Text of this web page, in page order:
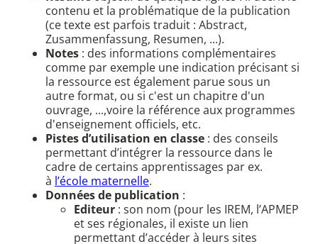
contenu et la problématique de la publication
(ce texte est parfois traduit : Abstract,
Zusammenfassung, Resumen, ...).
Notes : des informations complémentaires
comme par exemple une indication précisant si
la ressource est également parue sous un
autre format, ou si c'est un chapitre d'un
ouvrage, ...,voire la référence aux programmes
d'enseignement officiels, etc.
Pistes d’utilisation en classe : des conseils
permettant d’intégrer la ressource dans le
cadre de certains apprentissages par ex.
à l’école maternelle.
Données de publication :
Editeur : son nom (pour les IREM, l’APMEP
et ses régionales, il existe un lien
permettant d’accéder à leurs sites